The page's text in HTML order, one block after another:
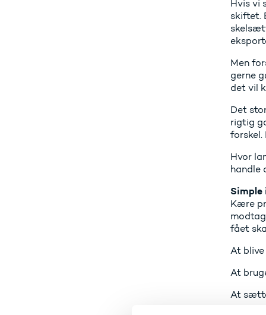
Hvis vi
skiftet.
Men
gerne
det vil
Det
rigtig
forskel.
Hvor
handle
Simple
Kære
fået
At
At
At